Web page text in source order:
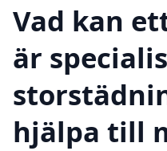
Vad kan
är
hjälpa till